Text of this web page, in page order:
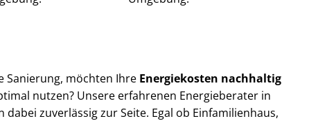
Sanierung, möchten Ihre Energiekosten nachhaltig
nutzen? Unsere erfahrenen Energieberater in
dabei zuverlässig zur Seite. Egal ob Einfamilienhaus,